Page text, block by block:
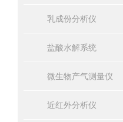
乳成份分析仪
盐酸水解系统
微生物产气测量仪
近红外分析仪